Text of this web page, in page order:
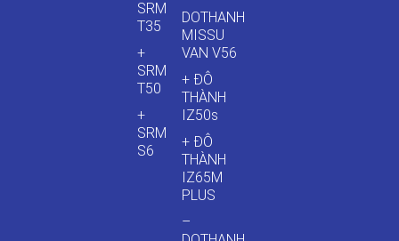
SRM
T35
+
SRM
T50
+
SRM
S6
DOTHANH
MISSU
VAN V56
+ ĐÔ
THÀNH
IZ50s
+ ĐÔ
THÀNH
IZ65M
PLUS
–